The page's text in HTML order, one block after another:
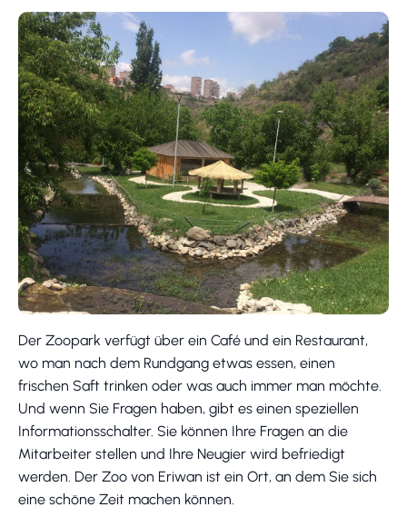
Der Zoopark verfügt über ein Café und ein Restaurant,
wo man nach dem Rundgang etwas essen, einen
frischen Saft trinken oder was auch immer man möchte.
Und wenn Sie Fragen haben, gibt es einen speziellen
Informationsschalter. Sie können Ihre Fragen an die
Mitarbeiter stellen und Ihre Neugier wird befriedigt
werden. Der Zoo von Eriwan ist ein Ort, an dem Sie sich
eine schöne Zeit machen können.